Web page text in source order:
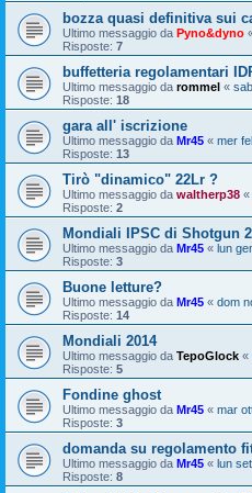
bozza quasi definitiva sui
Ultimo messaggio da Pyno&dyno
Risposte: 7
buffetteria regolamentari
Ultimo messaggio da rommel «
Risposte: 18
gara all' iscrizione
Ultimo messaggio da Mr45 « mer
Risposte: 13
Tirò "dinamico" 22Lr ?
Ultimo messaggio da waltherp38 «
Risposte: 2
Mondiali IPSC di Shotgun
Ultimo messaggio da Mr45 « lun
Risposte: 3
Buone letture?
Ultimo messaggio da Mr45 « dom
Risposte: 14
Mondiali 2014
Ultimo messaggio da TepoGlock «
Risposte: 5
Fondine ghost
Ultimo messaggio da Mr45 « mar
Risposte: 3
domanda su regolamento
Ultimo messaggio da Mr45 « lun
Risposte: 8